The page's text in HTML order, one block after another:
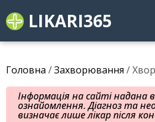
LIKARI365
Головна /Захворювання /
Інформація на сайті надана
ознайомлення. Діагноз та
визначає лише лікар після